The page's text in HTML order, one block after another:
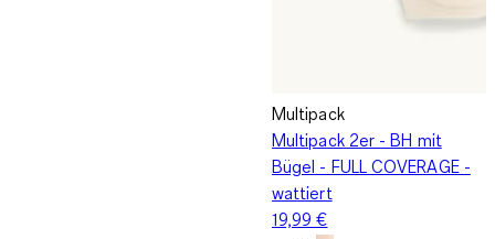
Multipack
Multipack 2er - BH mit
Bügel - FULL COVERAGE -
wattiert
19,99 €